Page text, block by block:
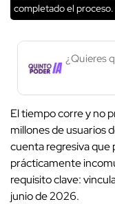
completado el proceso.
¿Quieres
El tiempo corre y no
millones de usuarios
cuenta regresiva que
prácticamente
requisito clave:
junio de 2026.